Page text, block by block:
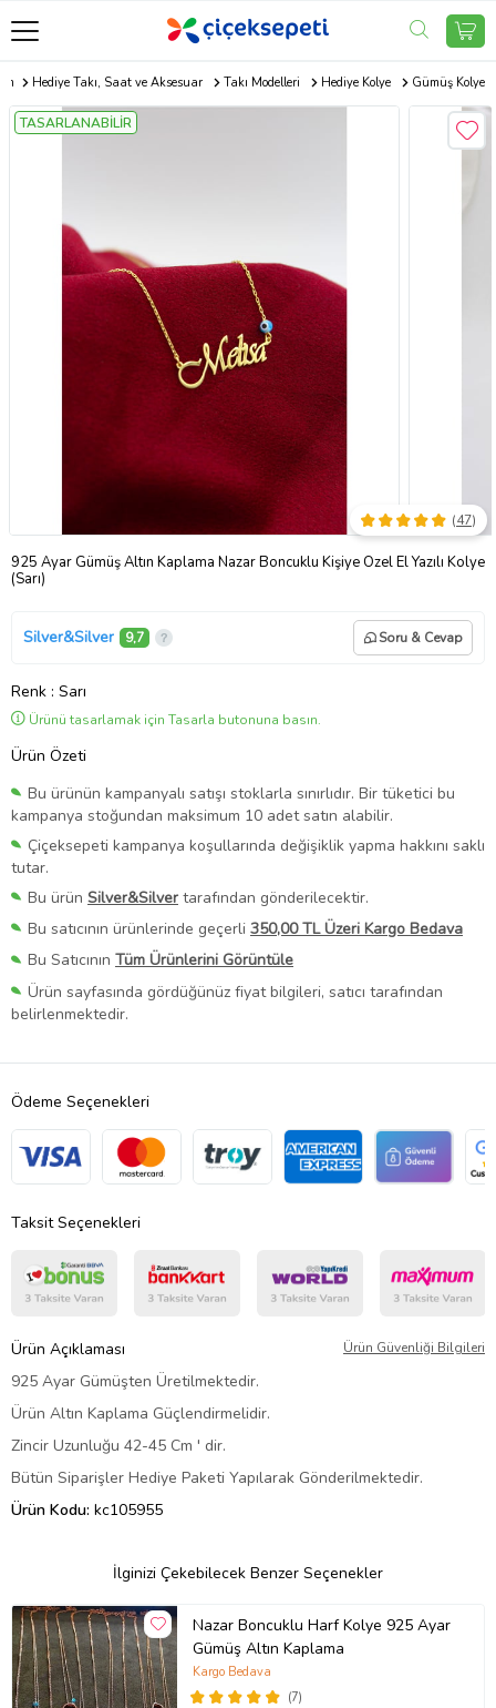
Hediye Takı, Saat ve Aksesuar Takı Modelleri Hediye Kolye Gümüş Kolye
TASARLANABİLİR
925 Ayar Gümüş Altın Kaplama Nazar Boncuklu Kişiye Özel El Yazılı Kolye
(Sarı)
(47)
Silver&Silver 9,7 Soru & Cevap
Renk : Sarı
Ürünü tasarlamak için Tasarla butonuna basın.
Ürün Özeti
Bu ürünün kampanyalı satışı stoklarla sınırlıdır. Bir tüketici bu
kampanya stoğundan maksimum 10 adet satın alabilir.
Çiçeksepeti kampanya koşullarında değişiklik yapma hakkını saklı
tutar.
Bu ürün Silver&Silver tarafından gönderilecektir.
Bu satıcının ürünlerinde geçerli 350,00 TL Üzeri Kargo Bedava
Bu Satıcının Tüm Ürünlerini Görüntüle
Ürün sayfasında gördüğünüz fiyat bilgileri, satıcı tarafından
belirlenmektedir.
Ödeme Seçenekleri
Taksit Seçenekleri
Ürün Açıklaması Ürün Güvenliği Bilgileri
925 Ayar Gümüşten Üretilmektedir.
Ürün Altın Kaplama Güçlendirmelidir.
Zincir Uzunluğu 42-45 Cm ' dir.
Bütün Siparişler Hediye Paketi Yapılarak Gönderilmektedir.
Ürün Kodu: kc105955
İlginizi Çekebilecek Benzer Seçenekler
Nazar Boncuklu Harf Kolye 925 Ayar
Gümüş Altın Kaplama
(7)
Kargo Bedava